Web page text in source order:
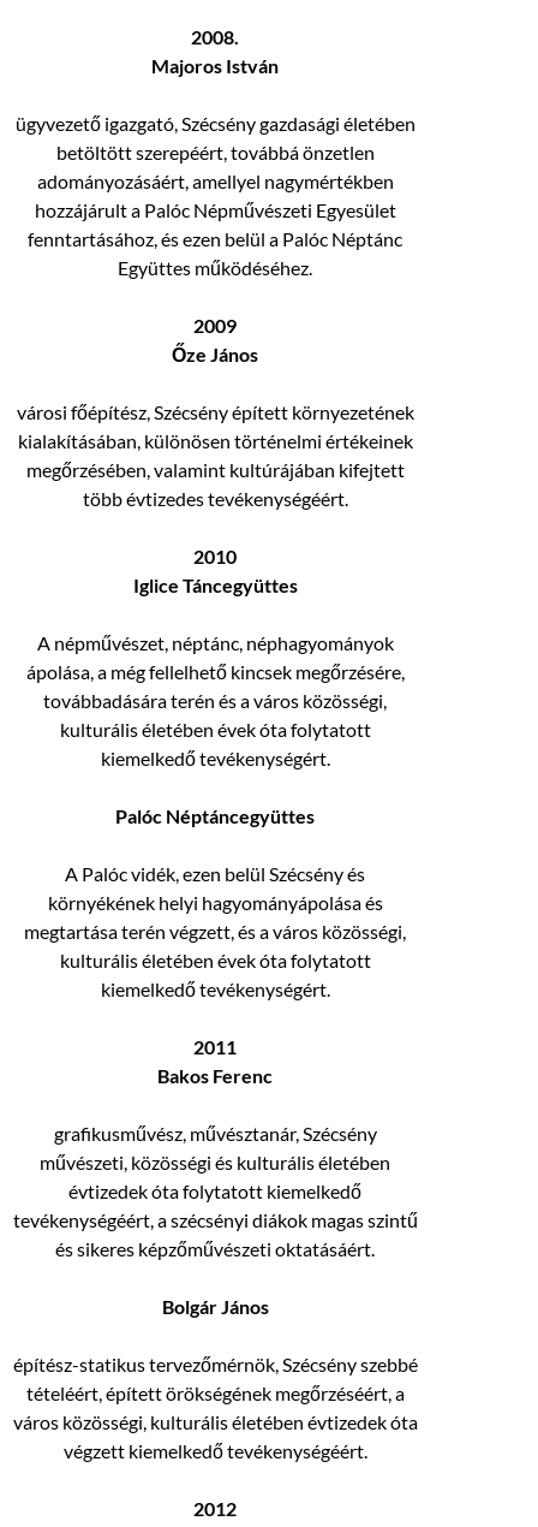
2008.
Majoros István
ügyvezető igazgató, Szécsény gazdasági életében
betöltött szerepéért, továbbá önzetlen
adományozásáért, amellyel nagymértékben
hozzájárult a Palóc Népművészeti Egyesület
fenntartásához, és ezen belül a Palóc Néptánc
Együttes működéséhez.
2009
Őze János
városi főépítész, Szécsény épített környezetének
kialakításában, különösen történelmi értékeinek
megőrzésében, valamint kultúrájában kifejtett
több évtizedes tevékenységéért.
2010
Iglice Táncegyüttes
A népművészet, néptánc, néphagyományok
ápolása, a még fellelhető kincsek megőrzésére,
továbbadására terén és a város közösségi,
kulturális életében évek óta folytatott
kiemelkedő tevékenységért.
Palóc Néptáncegyüttes
A Palóc vidék, ezen belül Szécsény és
környékének helyi hagyományápolása és
megtartása terén végzett, és a város közösségi,
kulturális életében évek óta folytatott
kiemelkedő tevékenységért.
2011
Bakos Ferenc
grafikusművész, művésztanár, Szécsény
művészeti, közösségi és kulturális életében
évtizedek óta folytatott kiemelkedő
tevékenységéért, a szécsényi diákok magas szintű
és sikeres képzőművészeti oktatásáért.
Bolgár János
építész-statikus tervezőmérnök, Szécsény szebbé
tételéért, épített örökségének megőrzéséért, a
város közösségi, kulturális életében évtizedek óta
végzett kiemelkedő tevékenységéért.
2012